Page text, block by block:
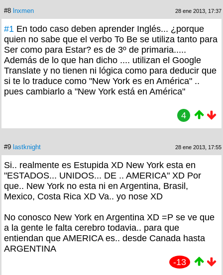
#8 lnxmen 28 ene 2013, 17:37
#1 En todo caso deben aprender Inglés... ¿porque
quien no sabe que el verbo To Be se utiliza tanto para
Ser como para Estar? es de 3º de primaria.....
Además de lo que han dicho .... utilizan el Google
Translate y no tienen ni lógica como para deducir que
si te lo traduce como "New York es en América" ..
pues cambiarlo a "New York está en América"
4
#9 lastknight 28 ene 2013, 17:55
Si.. realmente es Estupida XD New York esta en
"ESTADOS... UNIDOS... DE .. AMERICA" XD Por
que.. New York no esta ni en Argentina, Brasil,
Mexico, Costa Rica XD Va.. yo nose XD
No conosco New York en Argentina XD =P se ve que
a la gente le falta cerebro todavia.. para que
entiendan que AMERICA es.. desde Canada hasta
ARGENTINA
-13